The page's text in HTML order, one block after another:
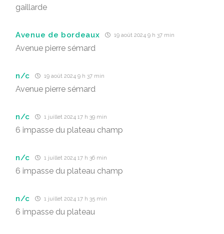
gaillarde
Avenue de bordeaux 19 août 2024 9 h 37 min
Avenue pierre sémard
n/c 19 août 2024 9 h 37 min
Avenue pierre sémard
n/c 1 juillet 2024 17 h 39 min
6 impasse du plateau champ
n/c 1 juillet 2024 17 h 36 min
6 impasse du plateau champ
n/c 1 juillet 2024 17 h 35 min
6 impasse du plateau